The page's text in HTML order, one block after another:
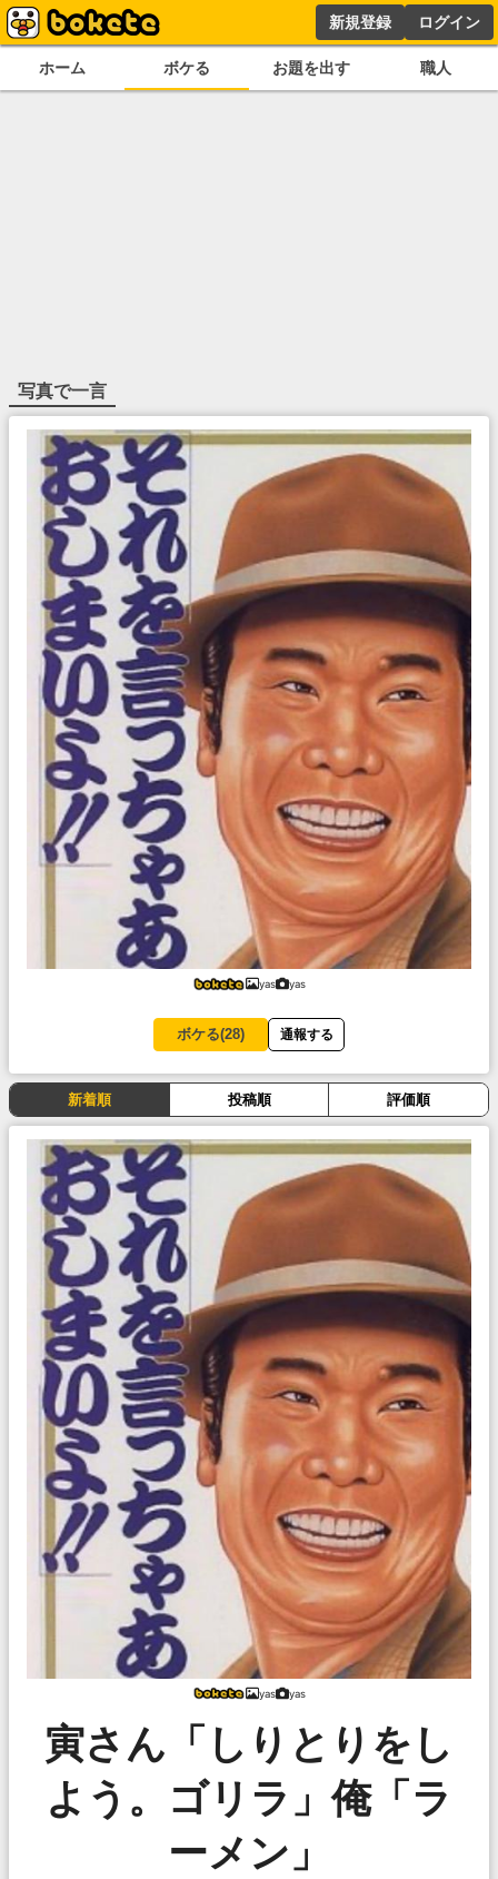
新規登録 ログイン
ホーム ボケる お題を出す 職人
写真で一言
yas yas
ボケる(28) 通報する
新着順 投稿順 評価順
yas yas
寅さん「しりとりをし
よう。ゴリラ」俺「ラ
ーメン」